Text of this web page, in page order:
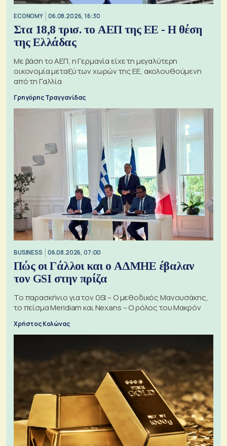
ECONOMY 06.08.2026, 16:30
Στα 18,8 τρισ. το ΑΕΠ της ΕΕ - Η θέση
της Ελλάδας
Με βάση το ΑΕΠ, η Γερμανία είχε τη μεγαλύτερη
οικονομία μεταξύ των χωρών της ΕΕ, ακολουθούμενη
από τη Γαλλία
Γρηγόρης Τραγγανίδας
BUSINESS 06.08.2026, 07:00
Πώς οι Γάλλοι και ο ΑΔΜΗΕ έβαλαν
τον GSI στην πρίζα
Το παρασκήνιο για τον GSI – Ο μεθοδικός Μανουσάκης,
το πείσμα Meridiam και Nexans – Ο ρόλος του Μακρόν
Χρήστος Κολώνας